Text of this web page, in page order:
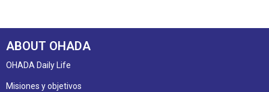
ABOUT OHADA
OHADA Daily Life
Misiones y objetivos